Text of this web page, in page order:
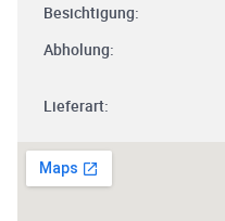
Besichtigung:
Abholung:
Lieferart: